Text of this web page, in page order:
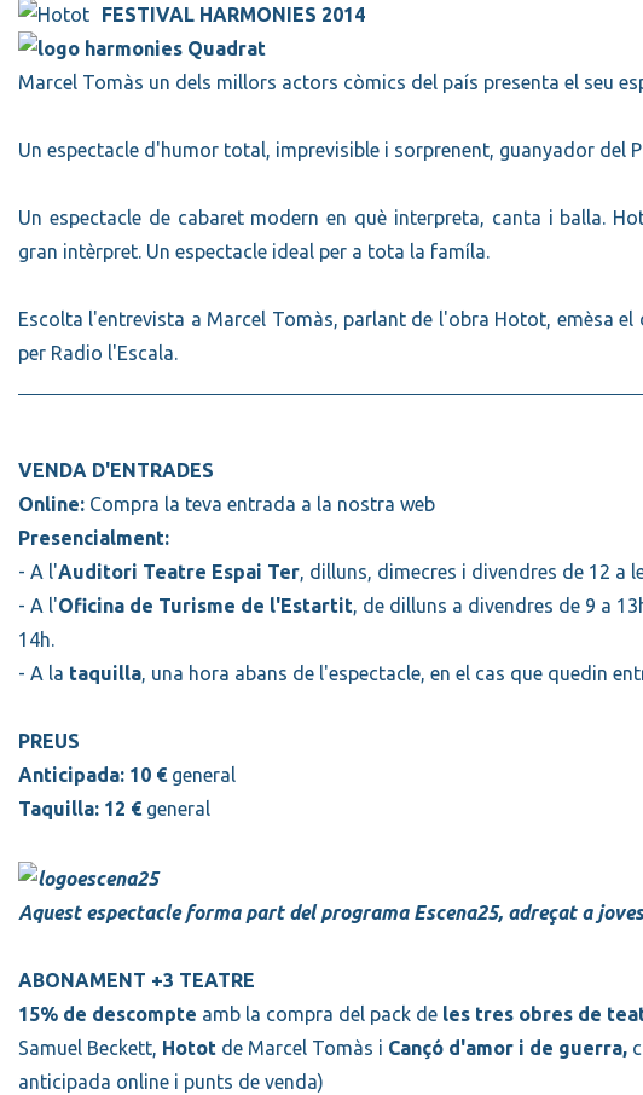
FESTIVAL HARMONIES 2014
Marcel Tomàs un dels millors actors còmics del país presenta el seu
Un espectacle d'humor total, imprevisible i sorprenent, guanyador del
Un espectacle de cabaret modern en què interpreta, canta i balla.
gran intèrpret. Un espectacle ideal per a tota la famíla.
Escolta l'entrevista a Marcel Tomàs, parlant de l'obra Hotot, emèsa
per Radio l'Escala.
VENDA D'ENTRADES
Online: Compra la teva entrada a la nostra web
Presencialment:
- A l'Auditori Teatre Espai Ter, dilluns, dimecres i divendres de 12 a
- A l'Oficina de Turisme de l'Estartit, de dilluns a divendres de 9 a
14h.
- A la taquilla, una hora abans de l'espectacle, en el cas que quedin
PREUS
Anticipada: 10 € general
Taquilla: 12 € general
Aquest espectacle forma part del programa Escena25, adreçat a
ABONAMENT +3 TEATRE
15% de descompte amb la compra del pack de les tres obres de
Samuel Beckett, Hotot de Marcel Tomàs i Cançó d'amor i de guerra,
anticipada online i punts de venda)